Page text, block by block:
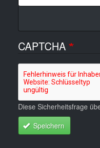
CAPTCHA
Diese Sicherheitsfrage
Speichern